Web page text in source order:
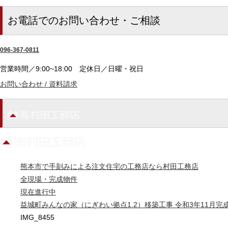
お電話でのお問い合わせ・ご相談
096-367-0811
営業時間／9:00~18:00 定休日／日曜・祝日
お問い合わせ / 資料請求
熊本市で手刻みによる注文住宅の工務店なら村田工務店
全現場・完成物件
現在進行中
益城町みんなの家（にぎわい拠点1.2）移築工事 令和3年11月完
IMG_8455